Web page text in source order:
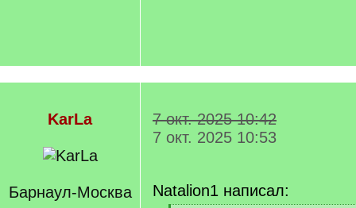
KarLa
Барнаул-Москва
7 окт. 2025 10:42
7 окт. 2025 10:53
Natalion1 написал: